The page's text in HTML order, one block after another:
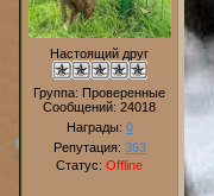
Настоящий друг
Группа: Проверенные
Сообщений:24018
Награды: 0
Репутация: 363
Статус:Offline